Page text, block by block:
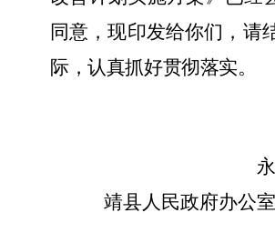
同意，现印发给你们，请
际，认真抓好贯彻落实。
永
靖县人民政府办公室